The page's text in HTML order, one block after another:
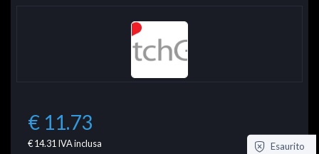
€ 11.73
€ 14.31IVA inclusa
Esaurito